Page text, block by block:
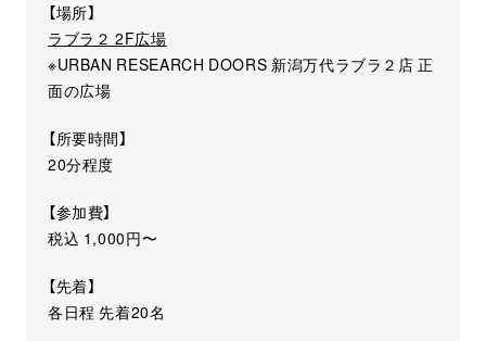
【場所】
ラブラ２ 2F広場
※URBAN RESEARCH DOORS 新潟万代ラブラ２店 正
面の広場
【所要時間】
20分程度
【参加費】
税込 1,000円〜
【先着】
各日程 先着20名